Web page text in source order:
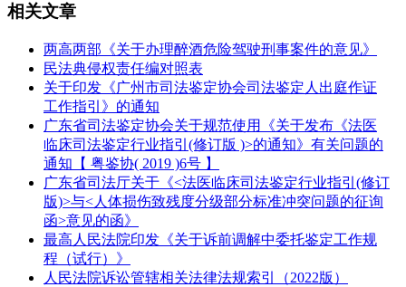
相关文章
两高两部《关于办理醉酒危险驾驶刑事案件的意见》
民法典侵权责任编对照表
关于印发《广州市司法鉴定协会司法鉴定人出庭作证
工作指引》的通知
广东省司法鉴定协会关于规范使用《关于发布《法医
临床司法鉴定行业指引(修订版 )>的通知》有关问题的
通知【 粤鉴协( 2019 )6号 】
广东省司法厅关于《<法医临床司法鉴定行业指引(修订
版)>与<人体损伤致残度分级部分标准冲突问题的征询
函>意见的函》
最高人民法院印发《关于诉前调解中委托鉴定工作规
程（试行）》
人民法院诉讼管辖相关法律法规索引（2022版）